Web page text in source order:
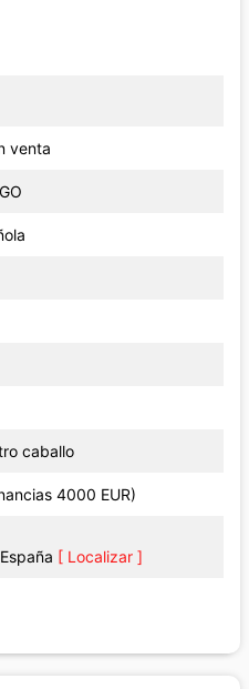
venta
caballo
4000 EUR)
[ Localizar ]